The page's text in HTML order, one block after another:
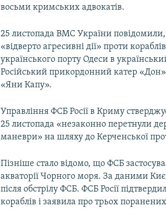
восьми кримських адвокатів.
25 листопада ВМС України
«відверто агресивні дії» проти
українського порту Одеси в
Російський прикордонний катер
«Яни Капу».
Управління ФСБ Росії в Криму
25 листопада «незаконно перетнули
маневри» на шляху до Керченської
Пізніше стало відомо, що ФСБ
акваторії Чорного моря. За даними
після обстрілу ФСБ. ФСБ Росії
кораблів і заявила про трьох